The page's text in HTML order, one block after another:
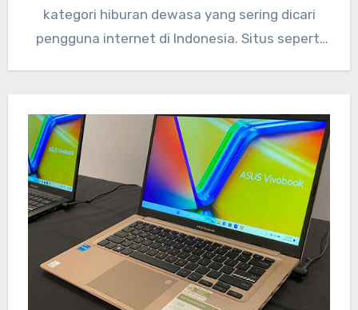
kategori hiburan dewasa yang sering dicari
pengguna internet di Indonesia. Situs seperti